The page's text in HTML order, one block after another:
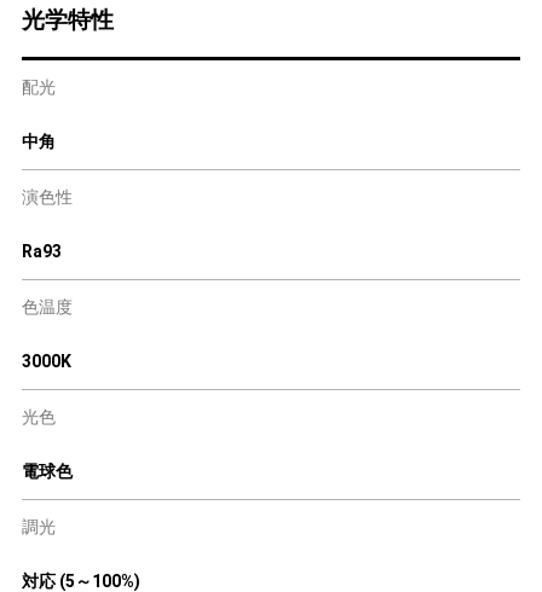
光学特性
配光
中角
演色性
Ra93
色温度
3000K
光色
電球色
調光
対応 (5～100%)